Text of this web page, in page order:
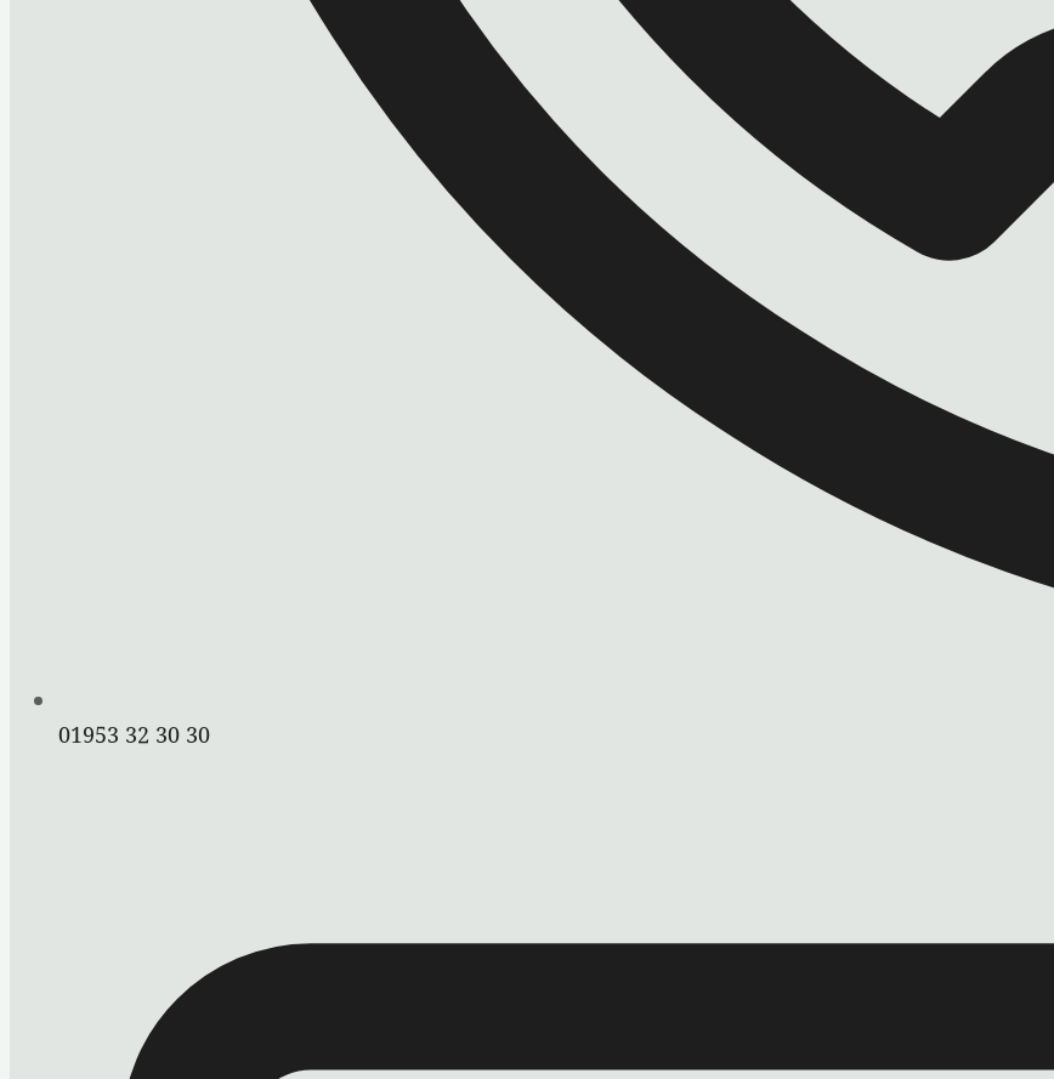
01953 32 30 30